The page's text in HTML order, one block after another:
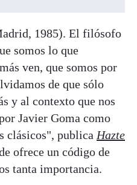
1985). El filósofo
somos lo que
ven, que somos por
de que sólo
y al contexto que nos
Javier Goma como
clásicos", publica Hazte
ofrece un código de
tanta importancia.